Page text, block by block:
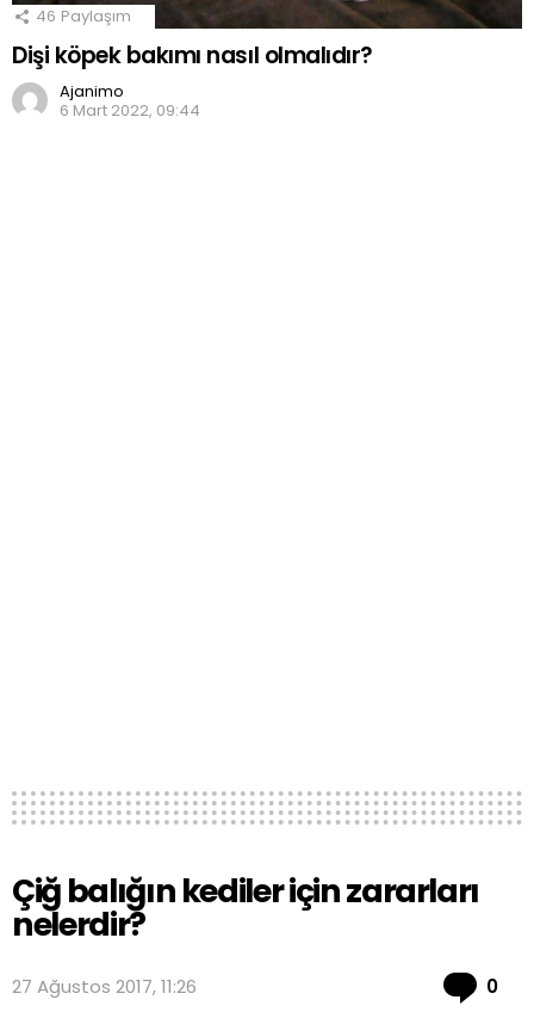
46 Paylaşım
Dişi köpek bakımı nasıl olmalıdır?
Ajanimo
6 Mart 2022, 09:44
Çiğ balığın kediler için zararları
nelerdir?
27 Ağustos 2017, 11:26 0